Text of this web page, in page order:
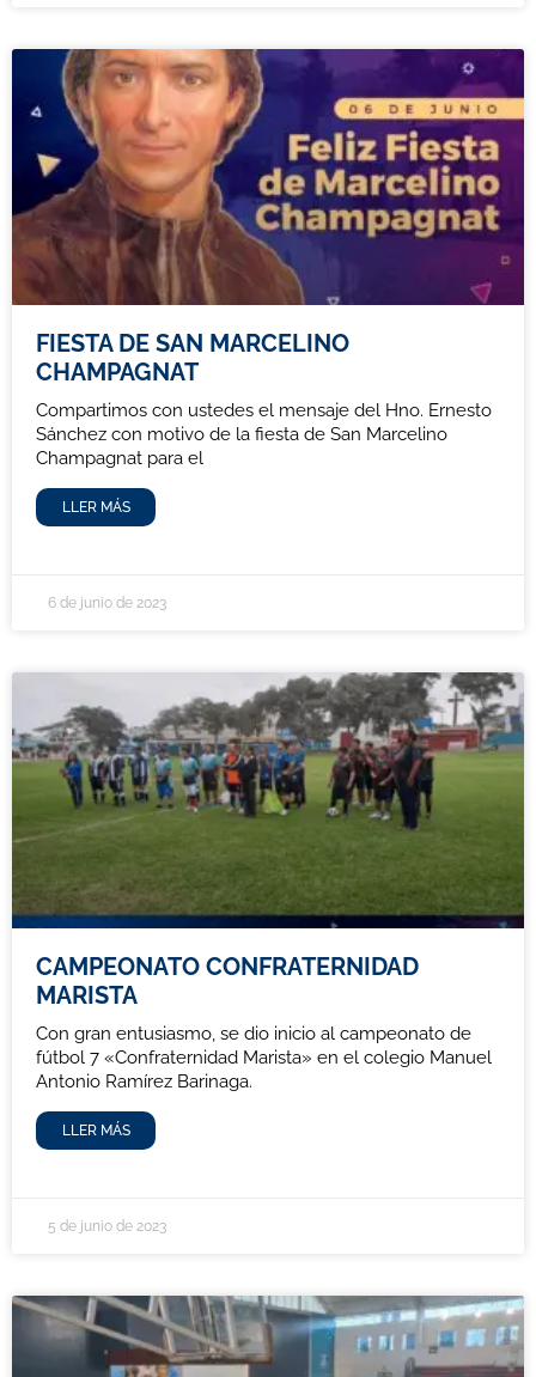
FIESTA DE SAN MARCELINO
CHAMPAGNAT
Compartimos con ustedes el mensaje del Hno. Ernesto
Sánchez con motivo de la fiesta de San Marcelino
Champagnat para el
LLER MÁS
6 de junio de 2023
CAMPEONATO CONFRATERNIDAD
MARISTA
Con gran entusiasmo, se dio inicio al campeonato de
fútbol 7 «Confraternidad Marista» en el colegio Manuel
Antonio Ramírez Barinaga.
LLER MÁS
5 de junio de 2023